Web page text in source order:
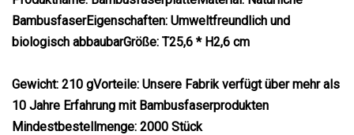
BambusfaserEigenschaften: Umweltfreundlich und
biologisch abbaubarGröße: T25,6 * H2,6 cm
Gewicht: 210 gVorteile: Unsere Fabrik verfügt über mehr als
10 Jahre Erfahrung mit Bambusfaserprodukten
Mindestbestellmenge: 2000 Stück